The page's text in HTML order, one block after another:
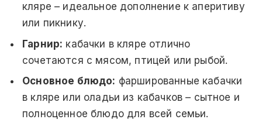
кляре – идеальное дополнение к аперитиву
или пикнику.
Гарнир: кабачки в кляре отлично
сочетаются с мясом, птицей или рыбой.
Основное блюдо: фаршированные кабачки
в кляре или оладьи из кабачков – сытное и
полноценное блюдо для всей семьи.